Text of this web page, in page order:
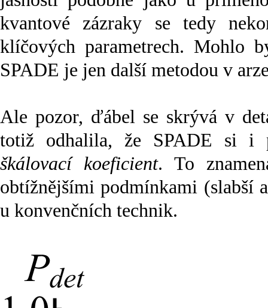
kvantové zázraky se tedy
klíčových parametrech. Mohlo
SPADE je jen další metodou v
Ale pozor, ďábel se skrývá v
totiž odhalila, že SPADE si i
škálovací koeficient. To
obtížnějšími podmínkami (slabší
u konvenčních technik.